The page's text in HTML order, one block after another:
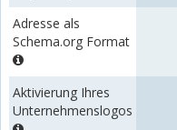
Adresse als
Schema.org Format
Aktivierung Ihres
Unternehmenslogos